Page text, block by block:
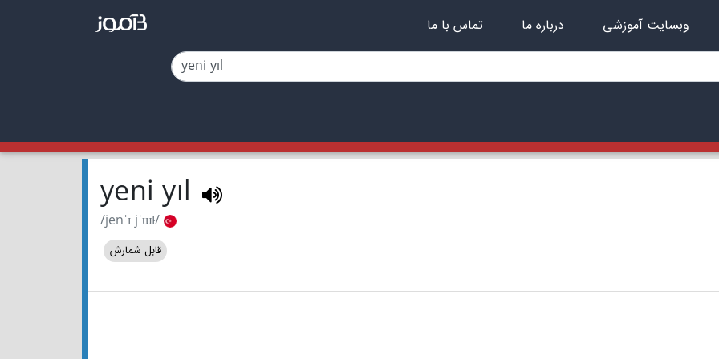
وبسایت آموزشی درباره ما تماس با ما
yeni yıl
/jenˈɪ jˈɯɫ/
قابل شمارش